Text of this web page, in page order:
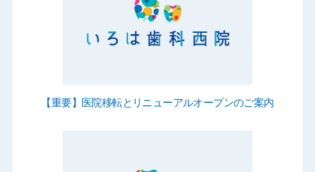
【重要】医院移転とリニューアルオープンのご案内